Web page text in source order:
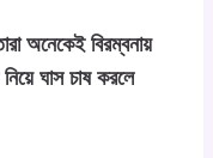
অনেকেই বিরম্বনায়
ঘাস চাষ করলে